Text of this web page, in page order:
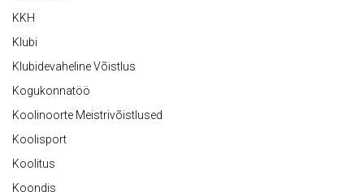
KKH
Klubi
Klubidevaheline Võistlus
Kogukonnatöö
Koolinoorte Meistrivõistlused
Koolisport
Koolitus
Koondis